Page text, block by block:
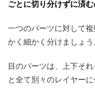
ごとに切り分けずに済む
一つのパーツに対して
かく細かく分けましょう
目のパーツは、上下そ
と全て別々のレイヤーに